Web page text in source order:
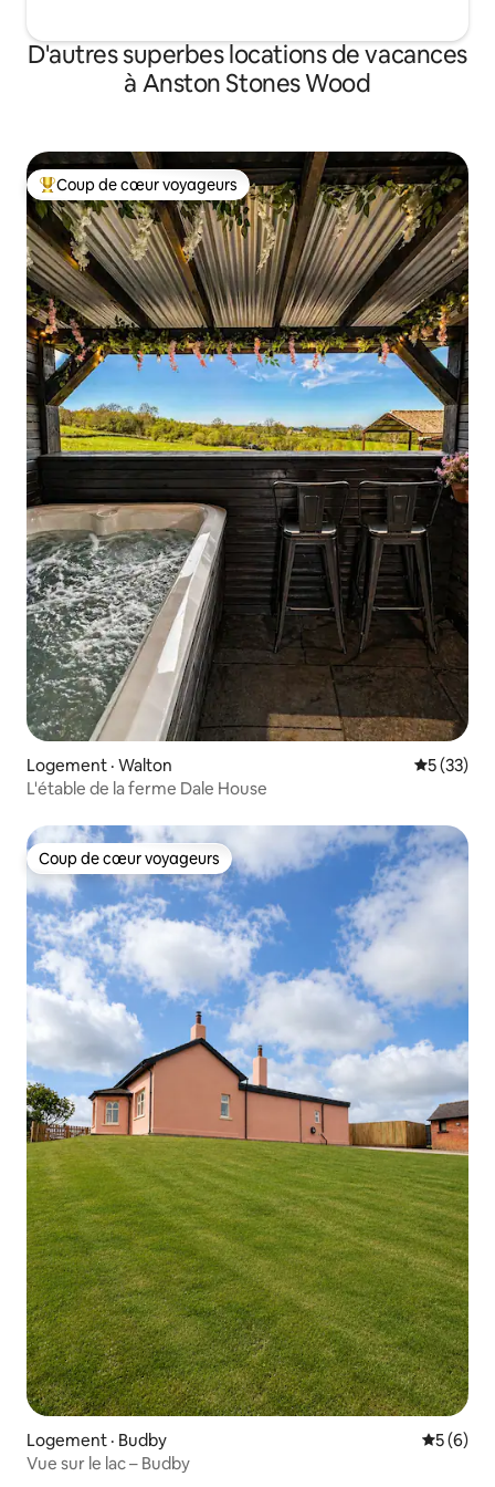
D'autres superbes locations de vacances
à Anston Stones Wood
Coup de cœur voyageurs parmi les plus aimés
Coup de cœur voyageurs
Logement · Walton Note
5 (33)
L'étable de la ferme Dale House
Coup de cœur voyageurs
Coup de cœur voyageurs
Logement · Budby Note
5 (6)
Vue sur le lac – Budby